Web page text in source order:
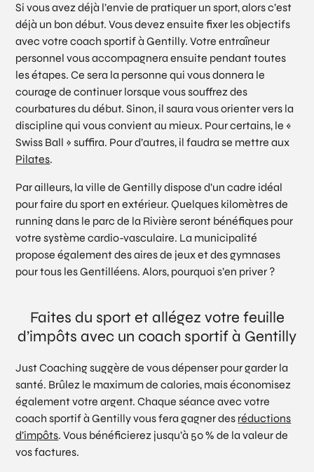
Si vous avez déjà l’envie de pratiquer un sport, alors c’est
déjà un bon début. Vous devez ensuite fixer les objectifs
avec votre coach sportif à Gentilly. Votre entraîneur
personnel vous accompagnera ensuite pendant toutes
les étapes. Ce sera la personne qui vous donnera le
courage de continuer lorsque vous souffrez des
courbatures du début. Sinon, il saura vous orienter vers la
discipline qui vous convient au mieux. Pour certains, le «
Swiss Ball » suffira. Pour d’autres, il faudra se mettre aux
Pilates.
Par ailleurs, la ville de Gentilly dispose d’un cadre idéal
pour faire du sport en extérieur. Quelques kilomètres de
running dans le parc de la Rivière seront bénéfiques pour
votre système cardio-vasculaire. La municipalité
propose également des aires de jeux et des gymnases
pour tous les Gentilléens. Alors, pourquoi s’en priver ?
Faites du sport et allégez votre feuille
d’impôts avec un coach sportif à Gentilly
Just Coaching suggère de vous dépenser pour garder la
santé. Brûlez le maximum de calories, mais économisez
également votre argent. Chaque séance avec votre
coach sportif à Gentilly vous fera gagner des réductions
d’impôts. Vous bénéficierez jusqu’à 50 % de la valeur de
vos factures.